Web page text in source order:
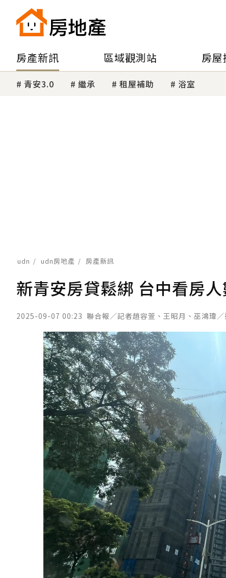
房產新訊 區域觀測站 房屋
青安3.0 繼承 租屋補助 浴室
udn udn房地產 房產新訊
新青安房貸鬆綁 台中看房
2025-09-07 00:23 聯合報／記者趙容萱、王昭月、巫鴻瑋／